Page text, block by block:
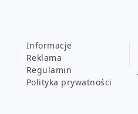
Informacje
Reklama
Regulamin
Polityka prywatności